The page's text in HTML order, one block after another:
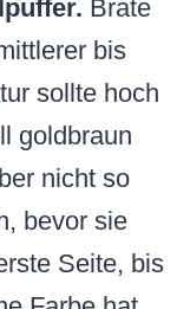
Brate
bis
sollte hoch
goldbraun
nicht so
bevor sie
Seite, bis